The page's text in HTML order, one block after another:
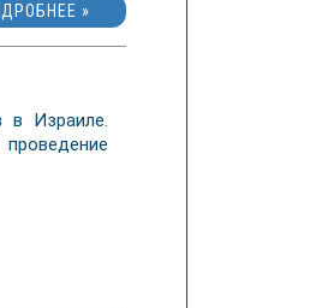
»
в Израиле.